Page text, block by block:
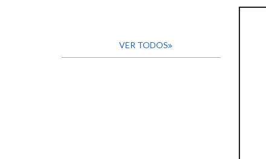
VER TODOS